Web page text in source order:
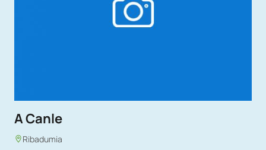
A Canle
Ribadumia